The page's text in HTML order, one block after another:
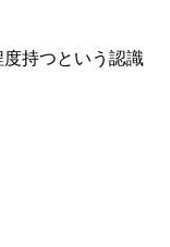
持つという認識